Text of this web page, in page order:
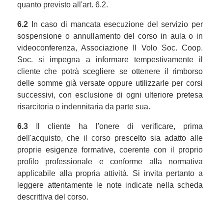
quanto previsto all'art. 6.2.
6.2 In caso di mancata esecuzione del servizio per
sospensione o annullamento del corso in aula o in
videoconferenza, Associazione Il Volo Soc. Coop.
Soc. si impegna a informare tempestivamente il
cliente che potrà scegliere se ottenere il rimborso
delle somme già versate oppure utilizzarle per corsi
successivi, con esclusione di ogni ulteriore pretesa
risarcitoria o indennitaria da parte sua.
6.3 Il cliente ha l'onere di verificare, prima
dell'acquisto, che il corso prescelto sia adatto alle
proprie esigenze formative, coerente con il proprio
profilo professionale e conforme alla normativa
applicabile alla propria attività. Si invita pertanto a
leggere attentamente le note indicate nella scheda
descrittiva del corso.